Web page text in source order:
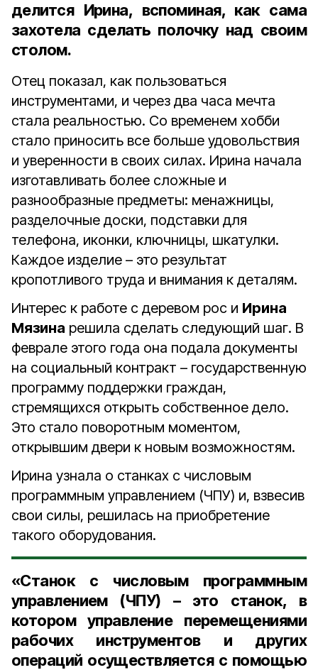
делится Ирина, вспоминая, как сама
захотела сделать полочку над своим
столом.
Отец показал, как пользоваться
инструментами, и через два часа мечта
стала реальностью. Со временем хобби
стало приносить все больше удовольствия
и уверенности в своих силах. Ирина начала
изготавливать более сложные и
разнообразные предметы: менажницы,
разделочные доски, подставки для
телефона, иконки, ключницы, шкатулки.
Каждое изделие – это результат
кропотливого труда и внимания к деталям.
Интерес к работе с деревом рос и Ирина
Мязина решила сделать следующий шаг. В
феврале этого года она подала документы
на социальный контракт – государственную
программу поддержки граждан,
стремящихся открыть собственное дело.
Это стало поворотным моментом,
открывшим двери к новым возможностям.
Ирина узнала о станках с числовым
программным управлением (ЧПУ) и, взвесив
свои силы, решилась на приобретение
такого оборудования.
«Станок с числовым программным
управлением (ЧПУ) – это станок, в
котором управление перемещениями
рабочих инструментов и других
операций осуществляется с помощью